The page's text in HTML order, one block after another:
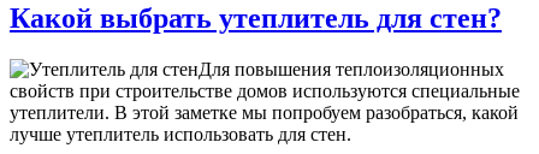
Какой выбрать утеплитель для стен?
Для повышения теплоизоляционных
свойств при строительстве домов используются специальные
утеплители. В этой заметке мы попробуем разобраться, какой
лучше утеплитель использовать для стен.